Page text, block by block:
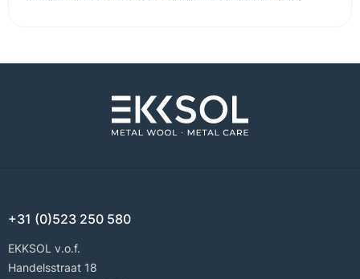
+31 (0)523 250 580
EKKSOL v.o.f.
Handelsstraat 18